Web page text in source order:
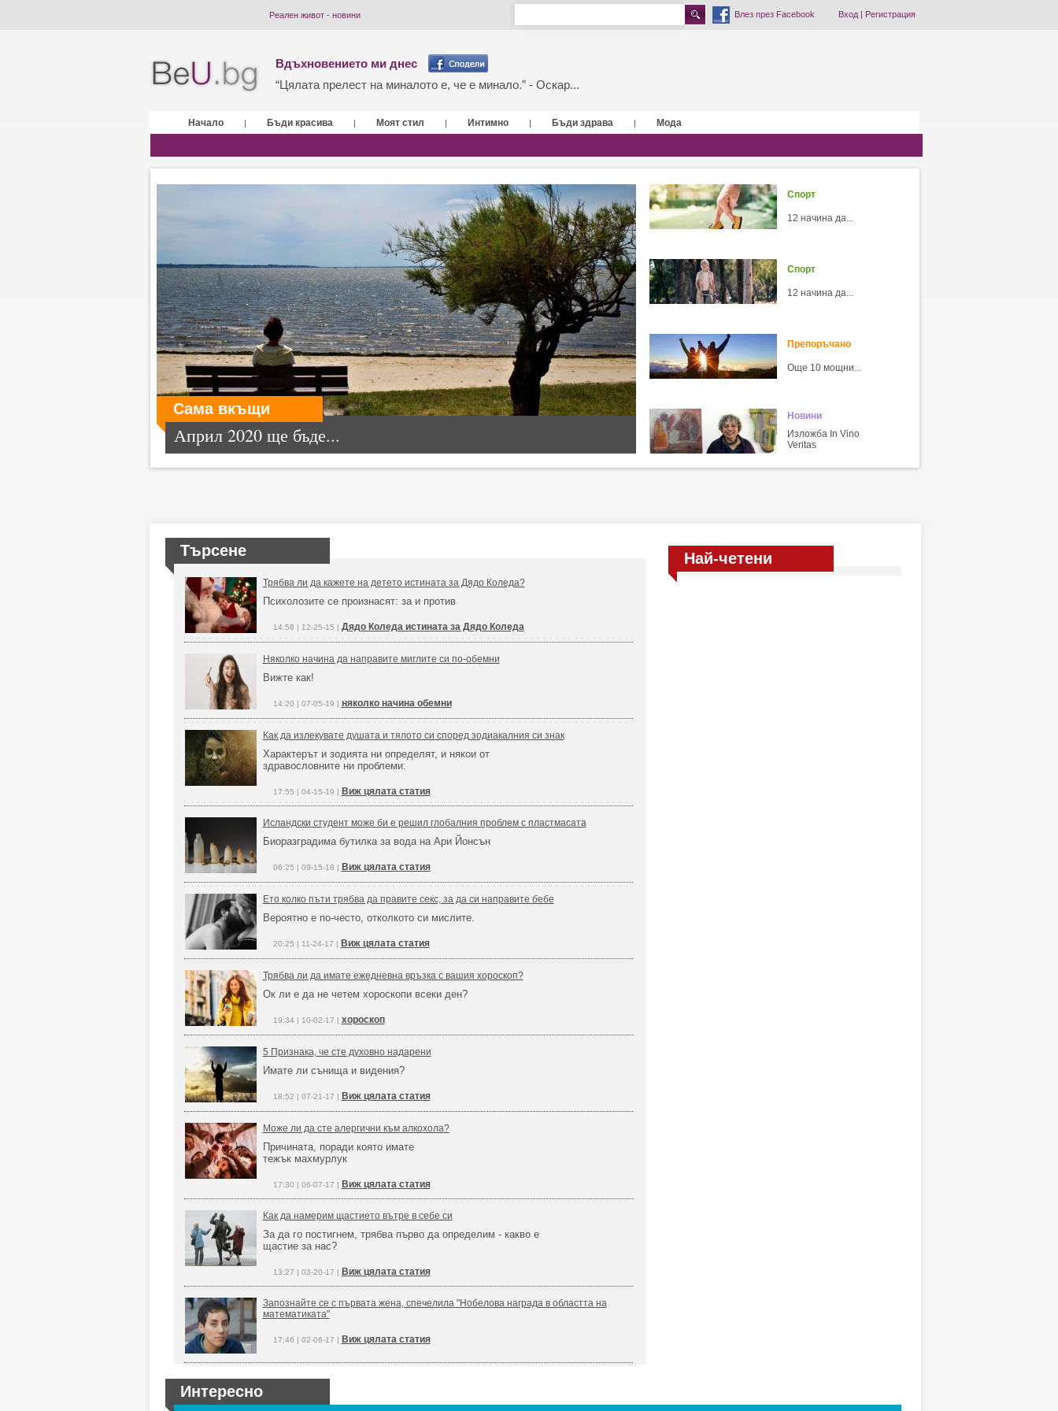
Реален живот - новини Влез през Facebook Вход| Регистрация
Вдъхновението ми днес
“Цялата прелест на миналото е, че е минало.” - Оскар...
Начало | Бъди красива | Моят стил | Интимно | Бъди здрава | Мода
Сама вкъщи
Април 2020 ще бъде...
Спорт
12 начина да...
Спорт
12 начина да...
Препоръчано
Още 10 мощни...
Новини
Изложба In Vino
Veritas
Търсене
Трябва ли да кажете на детето истината за Дядо Коледа?
Психолозите се произнасят: за и против
14:58 | 12-25-15 | Дядо Коледа истината за Дядо Коледа
Няколко начина да направите миглите си по-обемни
Вижте как!
14:20 | 07-05-19 | няколко начина обемни
Как да излекувате душата и тялото си според зодиакалния си знак
Характерът и зодията ни определят, и някои от
здравословните ни проблеми:
17:55 | 04-15-19 | Виж цялата статия
Исландски студент може би е решил глобалния проблем с пластмасата
Биоразградима бутилка за вода на Ари Йонсън
06:25 | 09-15-18 | Виж цялата статия
Ето колко пъти трябва да правите секс, за да си направите бебе
Вероятно е по-често, отколкото си мислите.
20:25 | 11-24-17 | Виж цялата статия
Трябва ли да имате ежедневна връзка с вашия хороскоп?
Ок ли е да не четем хороскопи всеки ден?
19:34 | 10-02-17 | хороскоп
5 Признака, че сте духовно надарени
Имате ли сънища и видения?
18:52 | 07-21-17 | Виж цялата статия
Може ли да сте алергични към алкохола?
Причината, поради която имате
тежък махмурлук
17:30 | 06-07-17 | Виж цялата статия
Как да намерим щастието вътре в себе си
За да го постигнем, трябва първо да определим - какво е
щастие за нас?
13:27 | 03-20-17 | Виж цялата статия
Запознайте се с първата жена, спечелила "Нобелова награда в областта на
математиката"
17:46 | 02-06-17 | Виж цялата статия
Най-четени
Интересно